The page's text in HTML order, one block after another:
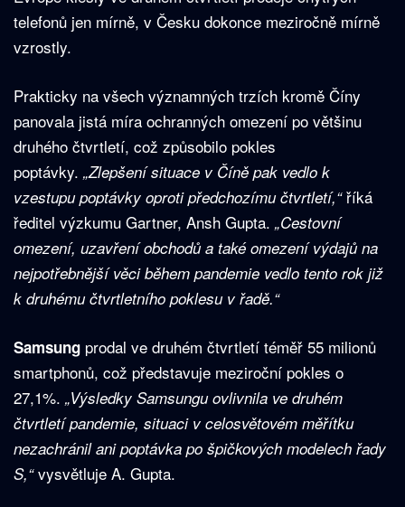
telefonů jen mírně, v Česku dokonce meziročně mírně
vzrostly.
Prakticky na všech významných trzích kromě Číny
panovala jistá míra ochranných omezení po většinu
druhého čtvrtletí, což způsobilo pokles
poptávky. „Zlepšení situace v Číně pak vedlo k
vzestupu poptávky oproti předchozímu čtvrtletí,“říká
ředitel výzkumu Gartner, Ansh Gupta. „Cestovní
omezení, uzavření obchodů a také omezení výdajů na
nejpotřebnější věci během pandemie vedlo tento rok již
k druhému čtvrtletního poklesu v řadě.“
Samsung prodal ve druhém čtvrtletí téměř 55 milionů
smartphonů, což představuje meziroční pokles o
27,1%. „Výsledky Samsungu ovlivnila ve druhém
čtvrtletí pandemie, situaci v celosvětovém měřítku
nezachránil ani poptávka po špičkových modelech řady
S,“vysvětluje A. Gupta.